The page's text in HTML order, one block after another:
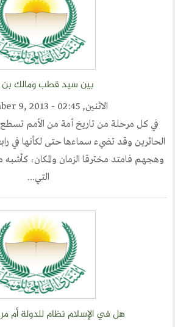
أهداف المنتدى
الفكرة والتأسيس
تطلعاتنا
مكتبنا الدائم
الفكرة و التأسيس
اهدافنا
تطلعاتنا
الهيئة الادارية
الفروع
أقسام الموقع
الحوار في القران الكريم
الحوار في السيرة
بين سيد قطب ومالك
الاثنين, December 9, 2013 - 02:45
في كل مرحلة من تاريخ أمة من الأمم
الحائرين وقد تضيء سماءها حتى لكأنها في
وهجهم فامتد مخترقا الزمان والمكان، كأشبه
التي...
هل في الإسلام نظام للدولة أم